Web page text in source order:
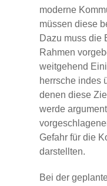
moderne
müssen diese
Dazu muss die
Rahmen
weitgehend
herrsche indes
denen diese
werde
Gefahr für die
darstellten.
Bei der